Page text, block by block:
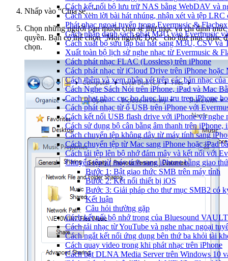
Cách kết nối bộ lưu trữ NAS bằng WebDAV và
Cách xem lời bài hát nhúng, nhận xét và tệp LRC
Phát nhạc ngoại tuyến trong Evermusic &
Cách nhập danh sách phát M3U vào Evermusic
Cách xuất bộ sưu tập bài hát sang M3U, CSV
Xuất toàn bộ lịch sử nghe nhạc từ Evermusic &
Cách phát nhạc FLAC (Lossless) trên iPhone
Cách phát nhạc từ iCloud Drive trên iPhone hoặc
Cách thêm và xem nhận xét trên các bản nhạc
Cách Nghe Sách Nói trên iPhone, iPad và Mac
Cach phat nhac cuc bo duoc luu tru tren iPhone
Cách phát nhạc từ ổ USB trên iPhone với
Cách kết nối USB flash drive với iPhone và nghe
Cách sử dụng bộ cân bằng âm thanh trên
Cách chuyển tệp không dây từ máy tính sang
Cách chuyển tệp từ Mac sang iPhone hoặc iPad
Cách tải tệp lên bộ nhớ đám mây và kết nối với
Chuyển tệp từ máy tính sang iPhone bằng giao
Bước 1: Bật giao thức SMB trên máy tính
Bước 2: Kết nối thiết bị iOS
Bước 3: Giải pháp cho thư mục SMB2 có
Kết luận
Câu hỏi thường gặp
Cách kết nối bộ nhớ trong của Bluesound
Cách tải nhạc từ YouTube và nghe nhạc ngoại
Cách ngắt kết nối ứng dụng bên thứ ba khỏi tài
Cách quay video trong khi phát nhạc trên iPhone
Cách bật DLNA Media Server trên Windows 10
Nhấp vào “Chia sẻ…”
Chọn những người bạn muốn chia sẻ thư mục và chỉ định mức
quyền. Bạn có thể chọn “Mọi người: Đọc” cho thư mục nhạc
chọn.